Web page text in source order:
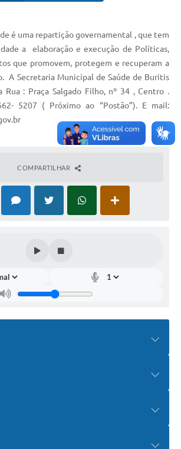
é uma repartição governamental , que tem
a elaboração e execução de Políticas,
que promovem, protegem e recuperam a
A Secretaria Municipal de Saúde de Buritis
Rua : Praça Salgado Filho, nº 34 , Centro .
5207 ( Próximo ao “Postão”). E mail:
COMPARTILHAR